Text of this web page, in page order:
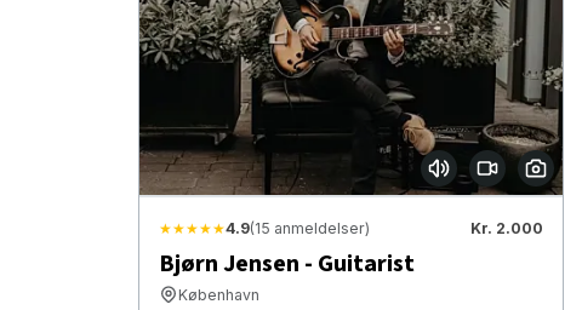
★★★★★4.9(15 anmeldelser) Kr. 2.000
Bjørn Jensen - Guitarist
København